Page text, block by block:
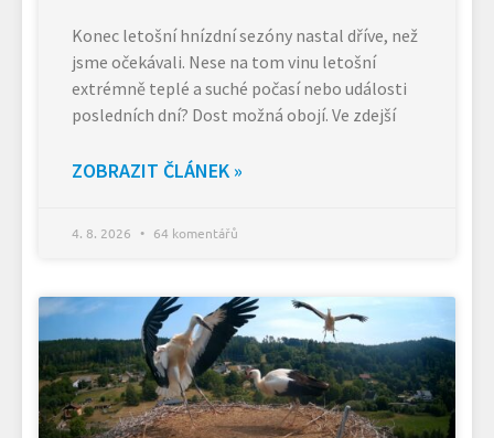
Konec letošní hnízdní sezóny nastal dříve, než
jsme očekávali. Nese na tom vinu letošní
extrémně teplé a suché počasí nebo události
posledních dní? Dost možná obojí. Ve zdejší
ZOBRAZIT ČLÁNEK »
4. 8. 2026 64 komentářů